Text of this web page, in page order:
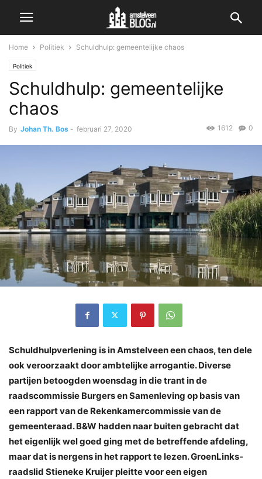
Home Politiek Schuldhulp: gemeentelijke chaos
Politiek
Schuldhulp: gemeentelijke
chaos
By Johan Th. Bos - februari 27, 2020 0
1612
Schuldhulpverlening is in Amstelveen een chaos, ten dele
ook veroorzaakt door ambtelijke arrogantie. Diverse
partijen betoogden woensdag in die trant in de
raadscommissie Burgers en Samenleving op basis van
een rapport van de Rekenkamercommissie van de
gemeenteraad. B&W hadden naar buiten gebracht dat
het eigenlijk wel goed ging met de betreffende afdeling,
maar dat is nergens in het rapport te lezen. GroenLinks-
raadslid Stieneke Kruijer pleitte voor een eigen